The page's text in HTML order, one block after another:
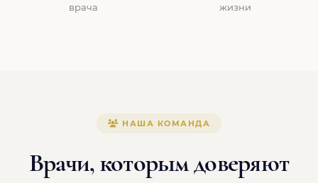
врача
жизни
НАША КОМАНДА
Врачи, которым доверяют